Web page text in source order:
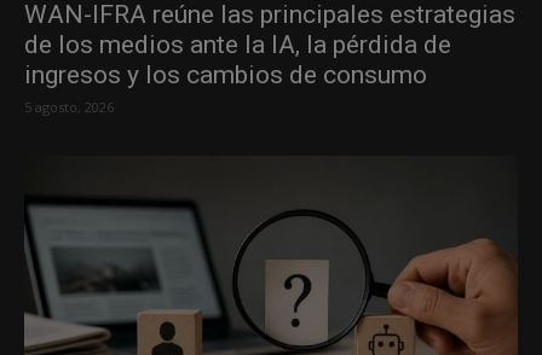
WAN-IFRA reúne las principales estrategias
de los medios ante la IA, la pérdida de
ingresos y los cambios de consumo
5 agosto, 2026